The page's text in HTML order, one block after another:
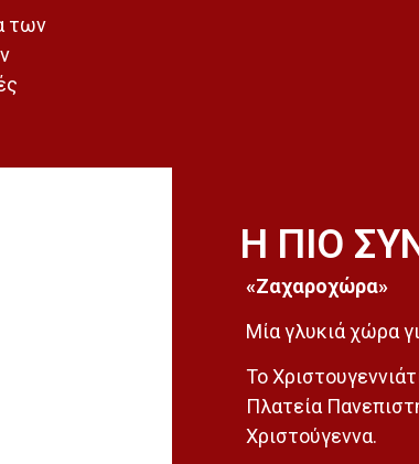
των
Η ΠΙΟ
«Ζαχαροχώρα»
Μία γλυκιά χώρα
Το
Πλατεία
Χριστούγεννα.